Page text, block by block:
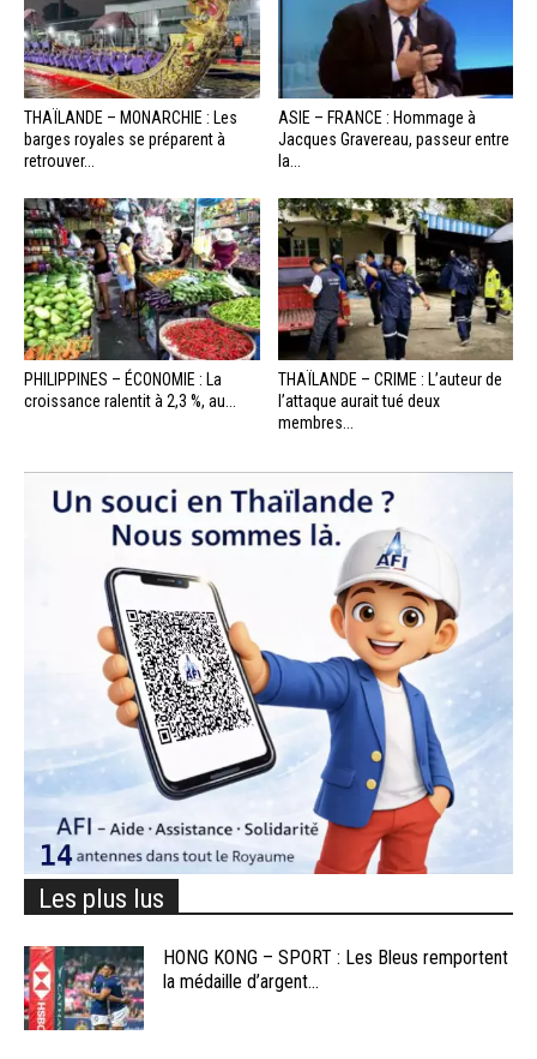
THAÏLANDE – MONARCHIE : Les
barges royales se préparent à
retrouver...
ASIE – FRANCE : Hommage à
Jacques Gravereau, passeur entre
la...
PHILIPPINES – ÉCONOMIE : La
croissance ralentit à 2,3 %, au...
THAÏLANDE – CRIME : L’auteur de
l’attaque aurait tué deux
membres...
Les plus lus
HONG KONG – SPORT : Les Bleus remportent
la médaille d’argent...